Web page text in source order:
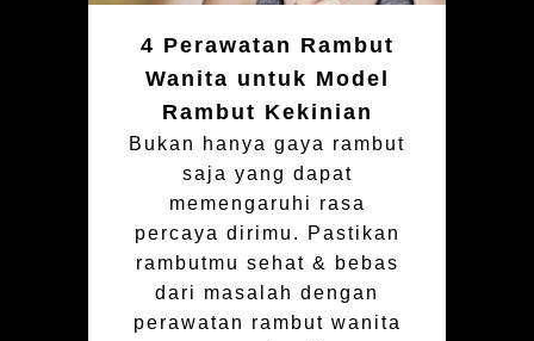
4 Perawatan Rambut
Wanita untuk Model
Rambut Kekinian
Bukan hanya gaya rambut
saja yang dapat
memengaruhi rasa
percaya dirimu. Pastikan
rambutmu sehat & bebas
dari masalah dengan
perawatan rambut wanita